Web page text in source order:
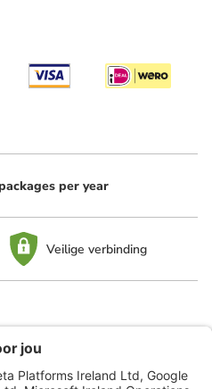
per year
Veilige verbinding